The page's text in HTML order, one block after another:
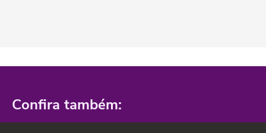
Confira também: